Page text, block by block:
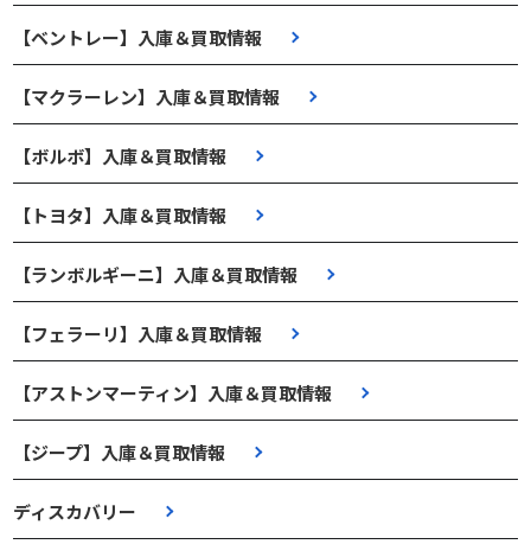
【ベントレー】入庫＆買取情報
【マクラーレン】入庫＆買取情報
【ボルボ】入庫＆買取情報
【トヨタ】入庫＆買取情報
【ランボルギーニ】入庫＆買取情報
【フェラーリ】入庫＆買取情報
【アストンマーティン】入庫＆買取情報
【ジープ】入庫＆買取情報
ディスカバリー